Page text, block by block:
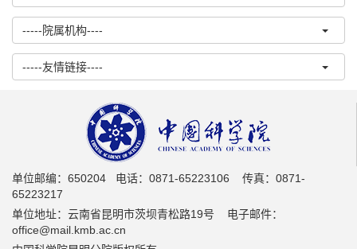
-----院属机构----
-----友情链接----
单位邮编：650204 电话：0871-65223106 传真：0871-
65223217
单位地址：云南省昆明市茨坝青松路19号 电子邮件：
office@mail.kmb.ac.cn